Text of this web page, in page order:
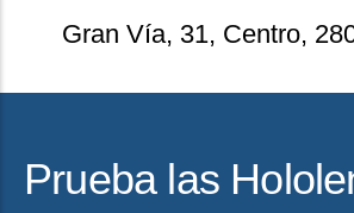
Gran Vía, 31, Centro,
Prueba las